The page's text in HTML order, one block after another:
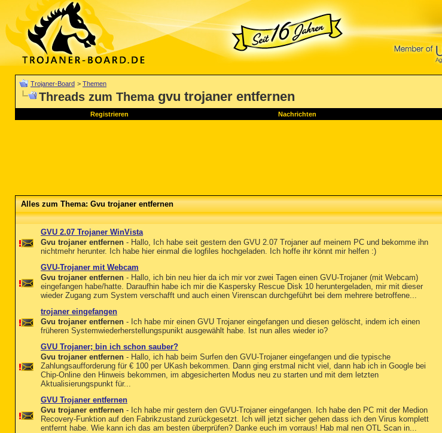
Trojaner-Board > Themen
Threads zum Thema gvu trojaner entfernen
Registrieren Nachrichten
Alles zum Thema: Gvu trojaner entfernen
GVU 2.07 Trojaner WinVista
Gvu trojaner entfernen - Hallo, Ich habe seit gestern den GVU 2.07 Trojaner auf meinem PC und bekomme ihn
nichtmehr herunter. Ich habe hier einmal die logfiles hochgeladen. Ich hoffe ihr könnt mir helfen :)
GVU-Trojaner mit Webcam
Gvu trojaner entfernen - Hallo, ich bin neu hier da ich mir vor zwei Tagen einen GVU-Trojaner (mit Webcam)
eingefangen habe/hatte. Daraufhin habe ich mir die Kaspersky Rescue Disk 10 heruntergeladen, mir mit dieser
wieder Zugang zum System verschafft und auch einen Virenscan durchgeführt bei dem mehrere betroffene...
trojaner eingefangen
Gvu trojaner entfernen - Ich habe mir einen GVU Trojaner eingefangen und diesen gelöscht, indem ich einen
früheren Systemwiederherstellungspunikt ausgewählt habe. Ist nun alles wieder io?
GVU Trojaner; bin ich schon sauber?
Gvu trojaner entfernen - Hallo, ich hab beim Surfen den GVU-Trojaner eingefangen und die typische
Zahlungsaufforderung für € 100 per UKash bekommen. Dann ging erstmal nicht viel, dann hab ich in Google bei
Chip-Online den Hinweis bekommen, im abgesicherten Modus neu zu starten und mit dem letzten
Aktualisierungspunkt für...
GVU Trojaner entfernen
Gvu trojaner entfernen - Ich habe mir gestern den GVU-Trojaner eingefangen. Ich habe den PC mit der Medion
Recovery-Funktion auf den Fabrikzustand zurückgesetzt. Ich will jetzt sicher gehen dass ich den Virus komplett
entfernt habe. Wie kann ich das am besten überprüfen? Danke euch im vorraus! Hab mal nen OTL Scan in...